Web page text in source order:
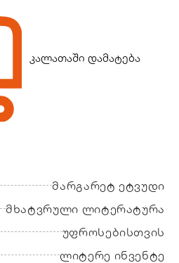
კალათაში დამატება
მარგარეტ ეტვუდი
მხატვრული ლიტერატურა
უფროსებისთვის
ლიტერე ინვენტე